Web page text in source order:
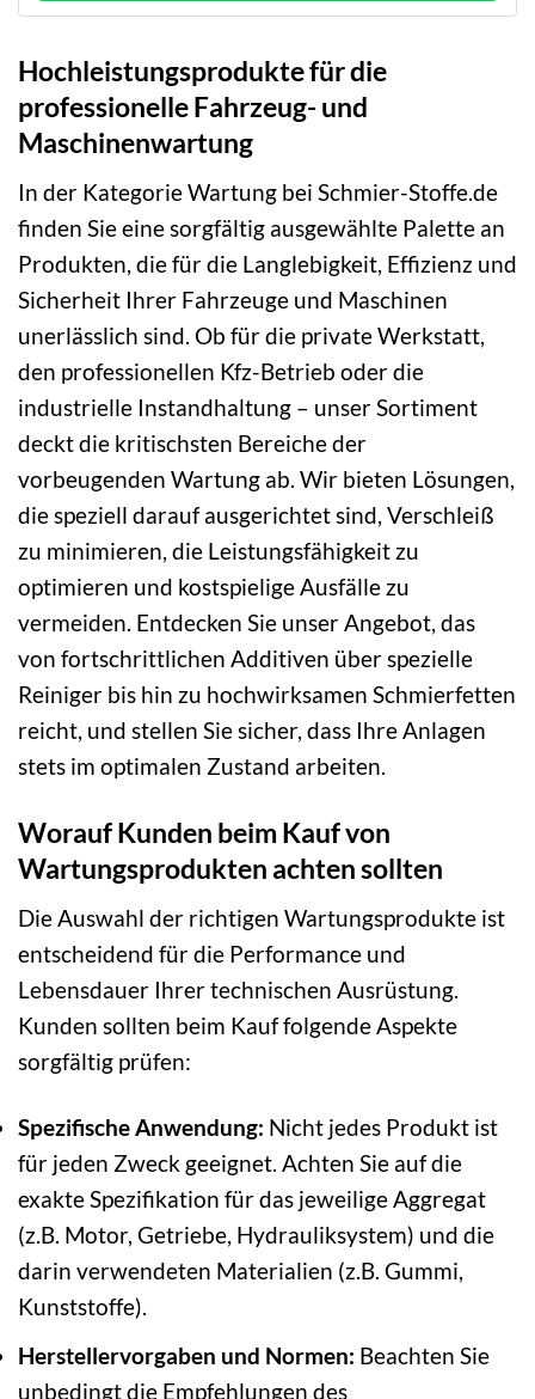
Hochleistungsprodukte für die
professionelle Fahrzeug- und
Maschinenwartung
In der Kategorie Wartung bei Schmier-Stoffe.de
finden Sie eine sorgfältig ausgewählte Palette an
Produkten, die für die Langlebigkeit, Effizienz und
Sicherheit Ihrer Fahrzeuge und Maschinen
unerlässlich sind. Ob für die private Werkstatt,
den professionellen Kfz-Betrieb oder die
industrielle Instandhaltung – unser Sortiment
deckt die kritischsten Bereiche der
vorbeugenden Wartung ab. Wir bieten Lösungen,
die speziell darauf ausgerichtet sind, Verschleiß
zu minimieren, die Leistungsfähigkeit zu
optimieren und kostspielige Ausfälle zu
vermeiden. Entdecken Sie unser Angebot, das
von fortschrittlichen Additiven über spezielle
Reiniger bis hin zu hochwirksamen Schmierfetten
reicht, und stellen Sie sicher, dass Ihre Anlagen
stets im optimalen Zustand arbeiten.
Worauf Kunden beim Kauf von
Wartungsprodukten achten sollten
Die Auswahl der richtigen Wartungsprodukte ist
entscheidend für die Performance und
Lebensdauer Ihrer technischen Ausrüstung.
Kunden sollten beim Kauf folgende Aspekte
sorgfältig prüfen:
Spezifische Anwendung: Nicht jedes Produkt ist
für jeden Zweck geeignet. Achten Sie auf die
exakte Spezifikation für das jeweilige Aggregat
(z.B. Motor, Getriebe, Hydrauliksystem) und die
darin verwendeten Materialien (z.B. Gummi,
Kunststoffe).
Herstellervorgaben und Normen: Beachten Sie
unbedingt die Empfehlungen des